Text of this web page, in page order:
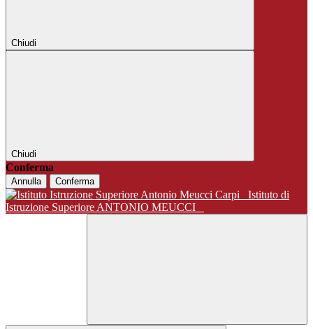
Chiudi
Chiudi
Conferma
Annulla Conferma
Istituto di
Istruzione Superiore ANTONIO MEUCCI